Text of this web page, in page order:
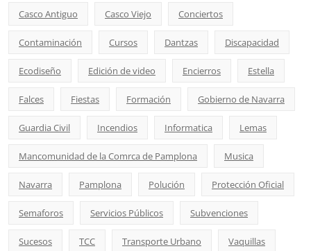
Casco Antiguo Casco Viejo Conciertos
Contaminación Cursos Dantzas Discapacidad
Ecodiseño Edición de video Encierros Estella
Falces Fiestas Formación Gobierno de Navarra
Guardia Civil Incendios Informatica Lemas
Mancomunidad de la Comrca de Pamplona Musica
Navarra Pamplona Polución Protección Oficial
Semaforos Servicios Públicos Subvenciones
Sucesos TCC Transporte Urbano Vaquillas